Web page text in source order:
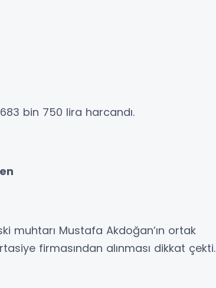
bin 750 lira harcandı.
muhtarı Mustafa Akdoğan’ın ortak
firmasından alınması dikkat çekti.